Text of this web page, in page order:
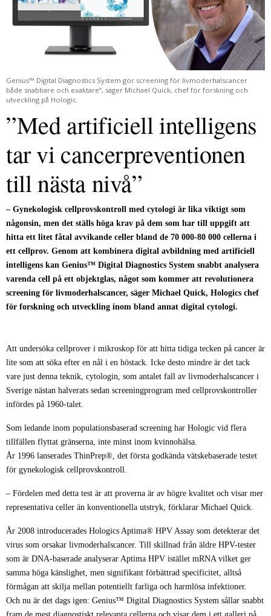
Genius™ Digital Diagnostics System gör screening för livmoderhalscancer
både snabbare och exaktare”, säger Michael Quick, chef för forskning och
utveckling på Hologic.
”Med artificiell intelligens
tar vi cancerpreventionen
till nästa nivå”
– Gynekologisk cellprovskontroll med cytologi är lika viktigt som
någonsin, men det ställs höga krav på dem som har till uppgift att
hitta ett litet fåtal avvikande celler bland de 70 000-80 000 cellerna i
ett cellprov. Genom att kombinera digital avbildning med artificiell
intelligens kan Genius™ Digital Diagnostics System snabbt analysera
varenda cell på ett objektglas, något som kommer att revolutionera
screening för livmoderhalscancer, säger Michael Quick, Hologics chef
för forskning och utveckling inom bland annat digital cytologi.
Att undersöka cellprover i mikroskop för att hitta tidiga tecken på cancer är
lite som att söka efter en nål i en höstack. Icke desto mindre är det tack
vare just denna teknik, cytologin, som antalet fall av livmoderhalscancer i
Sverige nästan halverats sedan screeningprogram med cellprovskontroller
infördes på 1960-talet.
Som ledande inom populationsbaserad screening har Hologic vid flera
tillfällen flyttat gränserna, inte minst inom kvinnohälsa.
År 1996 lanserades ThinPrep®, det första godkända vätskebaserade testet
för gynekologisk cellprovskontroll.
– Fördelen med detta test är att proverna är av högre kvalitet och visar mer
representativa celler än konventionella utstryk, förklarar Michael Quick.
År 2008 introducerades Hologics Aptima® HPV Assay som detekterar det
virus som orsakar livmoderhalscancer. Till skillnad från äldre HPV-tester
som är DNA-baserade analyserar Aptima HPV istället mRNA vilket ger
samma höga känslighet, men signifikant förbättrad specificitet, alltså
förmågan att skilja mellan potentiellt farliga och harmlösa infektioner.
Och nu är det dags igen: Genius™ Digital Diagnostics System sållar snabbt